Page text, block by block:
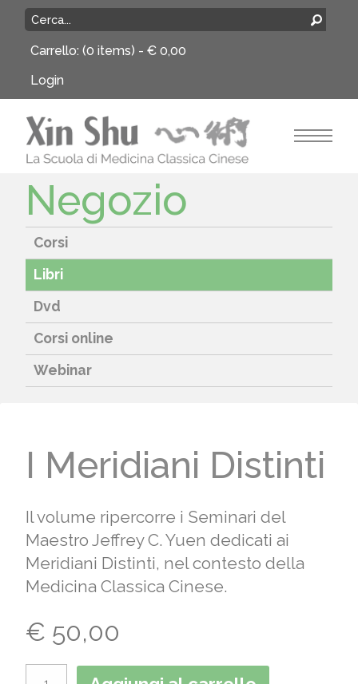
Carrello: (0 items) - € 0,00
Login
Negozio
Corsi
Libri
Dvd
Corsi online
Webinar
I Meridiani Distinti
Il volume ripercorre i Seminari del
Maestro Jeffrey C. Yuen dedicati ai
Meridiani Distinti, nel contesto della
Medicina Classica Cinese.
€ 50,00